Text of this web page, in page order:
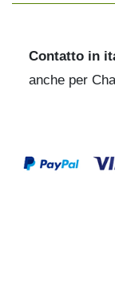
Contatto in
anche per